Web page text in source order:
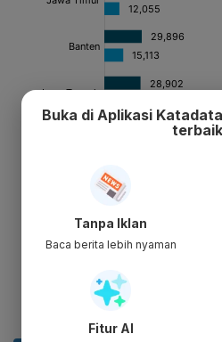
Buka di Aplikasi
Tanpa Iklan
Baca berita lebih nyaman
Fitur AI